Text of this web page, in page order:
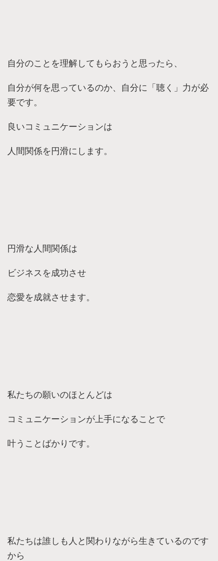
自分のことを理解してもらおうと思ったら、
自分が何を思っているのか、自分に「聴く」力が必
要です。
良いコミュニケーションは
人間関係を円滑にします。
円滑な人間関係は
ビジネスを成功させ
恋愛を成就させます。
私たちの願いのほとんどは
コミュニケーションが上手になることで
叶うことばかりです。
私たちは誰しも人と関わりながら生きているのです
から